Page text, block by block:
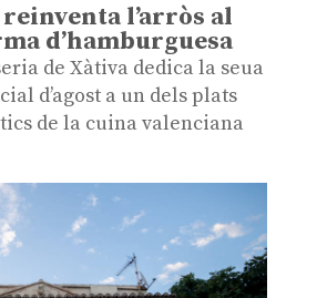
reinventa l’arròs al
d’hamburguesa
de Xàtiva dedica la seua
d’agost a un dels plats
de la cuina valenciana